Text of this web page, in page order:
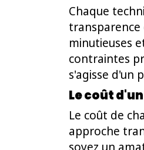
Chaque
minutieuses
contraintes
s'agisse d'un
Le coût
Le coût de
approche